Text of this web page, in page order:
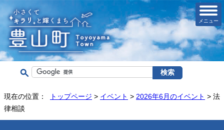
メニュー
現在の位置： トップページ > イベント > 2026年6月のイベント > 法
律相談